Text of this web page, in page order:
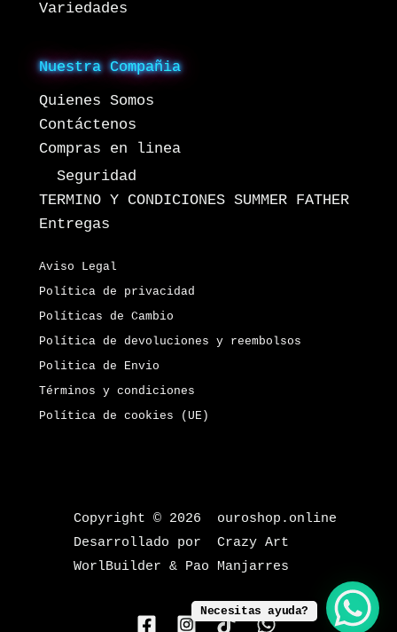
Variedades
Nuestra Compañia
Quienes Somos
Contáctenos
Compras en linea
Seguridad
TERMINO Y CONDICIONES SUMMER FATHER
Entregas
Aviso Legal
Política de privacidad
Políticas de Cambio
Política de devoluciones y reembolsos
Politica de Envio
Términos y condiciones
Política de cookies (UE)
Copyright © 2026 ouroshop.online
Desarrollado por Crazy Art
WorlBuilder & Pao Manjarres
Necesitas ayuda?